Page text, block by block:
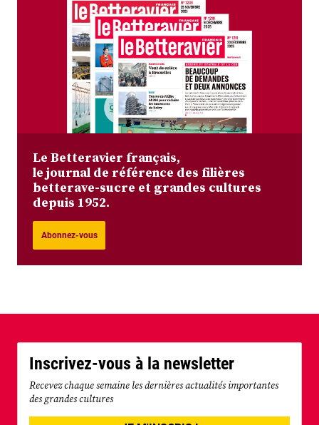
Le Betteravier français,
le journal de référence des filières
betterave-sucre et grandes cultures
depuis 1952.
Abonnez-vous
Inscrivez-vous à la newsletter
Recevez chaque semaine les dernières actualités importantes
des grandes cultures